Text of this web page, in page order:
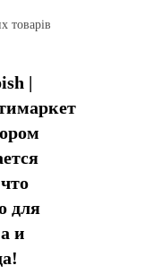
товарів